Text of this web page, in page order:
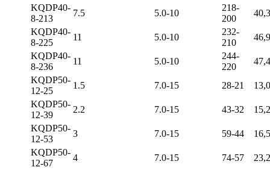
KQDP40-
8-213
7.5 5.0-10
218-
200
KQDP40-
8-225
11 5.0-10
232-
210
KQDP40-
8-236
11 5.0-10
244-
220
KQDP50-
12-25
1.5 7.0-15 28-21
KQDP50-
12-39
2.2 7.0-15 43-32
KQDP50-
12-53
3 7.0-15 59-44
KQDP50-
12-67
4 7.0-15 74-57